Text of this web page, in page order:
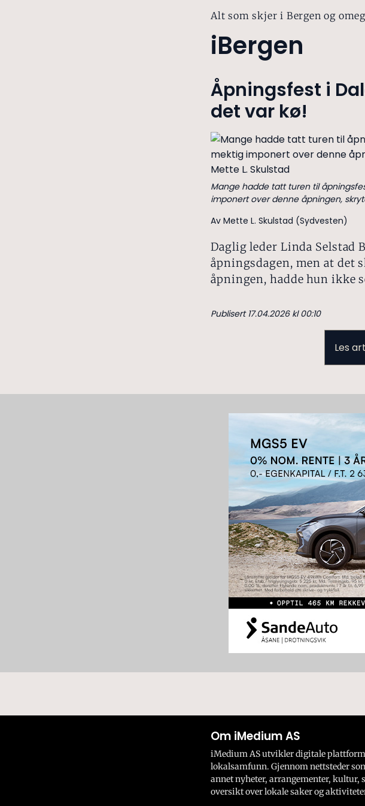
Alt som skjer i Bergen og
iBergen
Åpningsfest i
det var kø!
Mange hadde tatt turen til
imponert over denne åpningen,
Av Mette L. Skulstad (Sydvesten)
Daglig leder Linda Selstad
åpningsdagen, men at det
åpningen, hadde hun ikke
Publisert 17.04.2026 kl 00:10
Les
Om iMedium AS
iMedium AS utvikler digitale
lokalsamfunn. Gjennom nettsteder
annet nyheter, arrangementer, kultur,
oversikt over lokale saker og